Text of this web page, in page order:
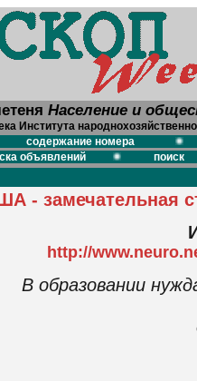
Население и
Института
содержание номера
объявлений поиск
- замечательная
http://
В образовании